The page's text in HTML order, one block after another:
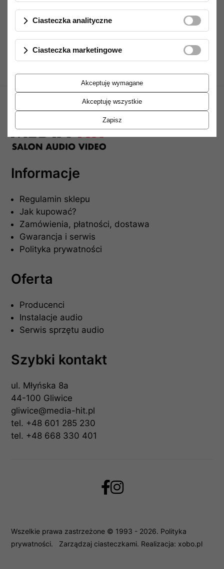
Informacje
Regulamin sklepu
Jak kupować?
Zamówienia, płatności, dostawa
Gwarancja i serwis
Polityka prywatności
Oferta
Producenci
Instalacje audio
Serwis sprzętu audio
Szybki kontakt
ul. Młyńska 8a
44-100 Gliwice
gliwice@media-hit.pl
tel. +48 601 285 230
tel. +48 668 330 401
Wszelkie prawa zastrzeżone © 1993 - 2026. Polityka
prywatności. Zarządzaj ciasteczkami. Realizacja: xobo.pl
Ciasteczka analityczne
Ciasteczka marketingowe
Akceptuję wymagane
Akceptuję wszystkie
Zapisz